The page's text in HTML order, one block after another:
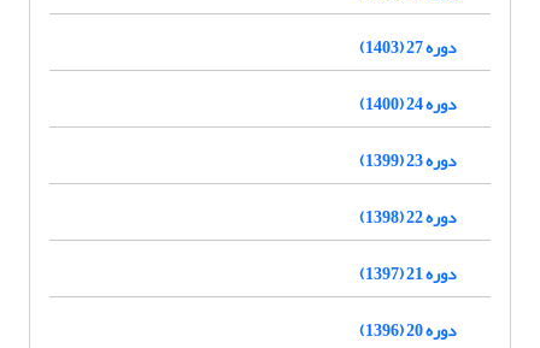
دوره 27 (1403)
دوره 24 (1400)
دوره 23 (1399)
دوره 22 (1398)
دوره 21 (1397)
دوره 20 (1396)